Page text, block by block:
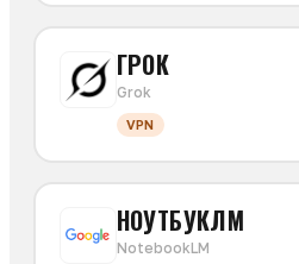
ГРОК
Grok
VPN
НОУТБУКЛМ
NotebookLM